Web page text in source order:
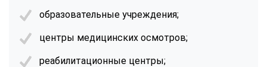
образовательные учреждения;
центры медицинских осмотров;
реабилитационные центры;